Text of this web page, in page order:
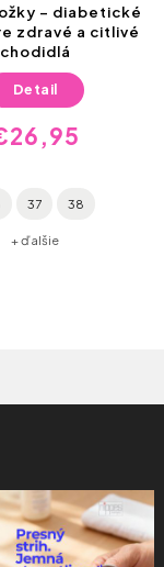
– diabetické
zdravé a citlivé
chodidlá
Detail
37 38
+ ďalšie